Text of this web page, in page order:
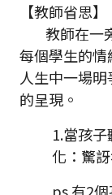
【教師省思】
教師在一
每個學生的
人生中一場
的呈現。
1.當孩
化：驚